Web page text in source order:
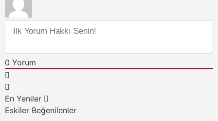
0 Yorum
En Yeniler
Eskiler Beğenilenler